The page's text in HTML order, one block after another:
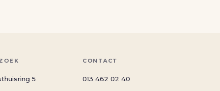
5
CONTACT
013 462 02 40